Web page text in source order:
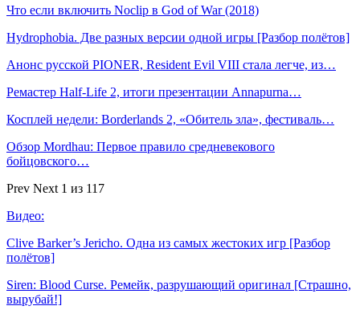
Что если включить Noclip в God of War (2018)
Hydrophobia. Две разных версии одной игры [Разбор полётов]
Анонс русской PIONER, Resident Evil VIII стала легче, из…
Ремастер Half-Life 2, итоги презентации Annapurna…
Косплей недели: Borderlands 2, «Обитель зла», фестиваль…
Обзор Mordhau: Первое правило средневекового
бойцовского…
Prev Next 1 из 117
Видео:
Clive Barker’s Jericho. Одна из самых жестоких игр [Разбор
полётов]
Siren: Blood Curse. Ремейк, разрушающий оригинал [Страшно,
вырубай!]